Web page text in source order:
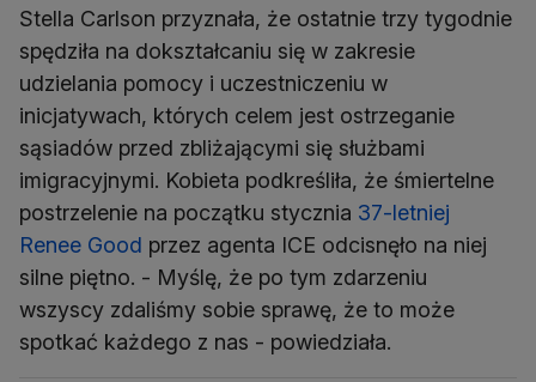
Stella Carlson przyznała, że ostatnie trzy tygodnie
spędziła na dokształcaniu się w zakresie
udzielania pomocy i uczestniczeniu w
inicjatywach, których celem jest ostrzeganie
sąsiadów przed zbliżającymi się służbami
imigracyjnymi. Kobieta podkreśliła, że śmiertelne
postrzelenie na początku stycznia 37-letniej
Renee Good przez agenta ICE odcisnęło na niej
silne piętno. - Myślę, że po tym zdarzeniu
wszyscy zdaliśmy sobie sprawę, że to może
spotkać każdego z nas - powiedziała.